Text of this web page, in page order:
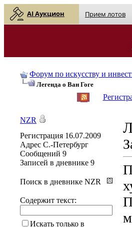
AI Аукцион Прием лотов
Форум по искусству и
Легенда о Ван Гоге
NZR
Регистрация 16.07.2009
Адрес С.-Петербург
Сообщений 9
Записей в дневнике 9
Поиск в дневнике NZR
Содержит текст:
Искать только в